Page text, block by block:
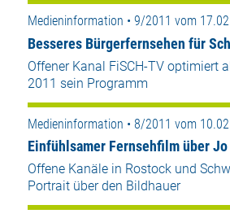
Medieninformation • 9/2011 vom
Besseres Bürgerfernsehen für
Offener Kanal FiSCH-TV optimiert
2011 sein Programm
Medieninformation • 8/2011 vom
Einfühlsamer Fernsehfilm über
Offene Kanäle in Rostock und
Portrait über den Bildhauer